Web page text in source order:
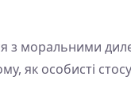
з моральними
як особисті